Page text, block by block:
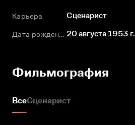
Карьера Сценарист
Дата рождения 20 августа 1953 г.
Фильмография
ВсеСценарист